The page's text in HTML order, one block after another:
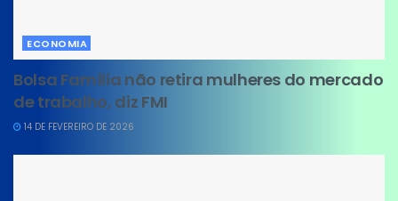
ECONOMIA
Bolsa Família não retira mulheres do mercado
de trabalho, diz FMI
14 DE FEVEREIRO DE 2026